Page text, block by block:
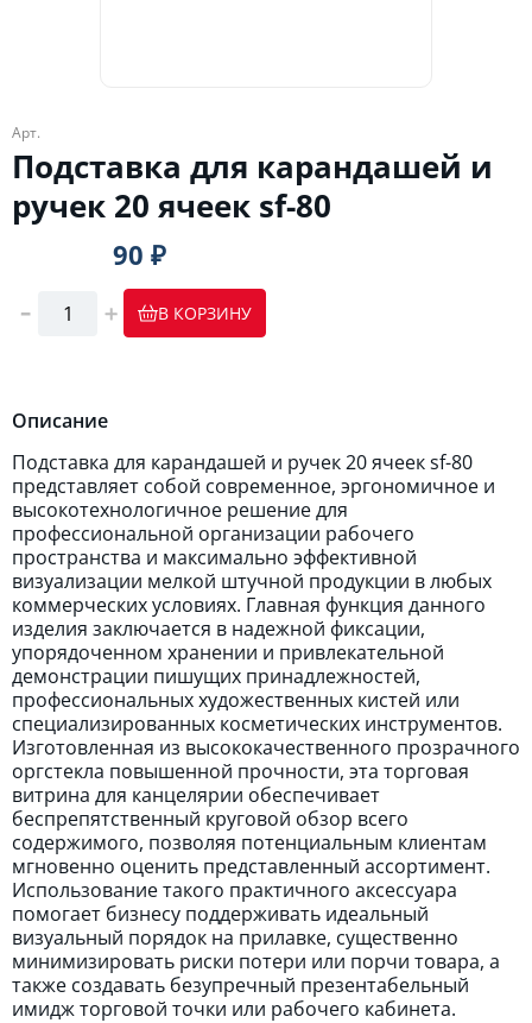
Арт.
Подставка для карандашей и
ручек 20 ячеек sf-80
90 ₽
В КОРЗИНУ
Описание
Подставка для карандашей и ручек 20 ячеек sf-80
представляет собой современное, эргономичное и
высокотехнологичное решение для
профессиональной организации рабочего
пространства и максимально эффективной
визуализации мелкой штучной продукции в любых
коммерческих условиях. Главная функция данного
изделия заключается в надежной фиксации,
упорядоченном хранении и привлекательной
демонстрации пишущих принадлежностей,
профессиональных художественных кистей или
специализированных косметических инструментов.
Изготовленная из высококачественного прозрачного
оргстекла повышенной прочности, эта торговая
витрина для канцелярии обеспечивает
беспрепятственный круговой обзор всего
содержимого, позволяя потенциальным клиентам
мгновенно оценить представленный ассортимент.
Использование такого практичного аксессуара
помогает бизнесу поддерживать идеальный
визуальный порядок на прилавке, существенно
минимизировать риски потери или порчи товара, а
также создавать безупречный презентабельный
имидж торговой точки или рабочего кабинета.